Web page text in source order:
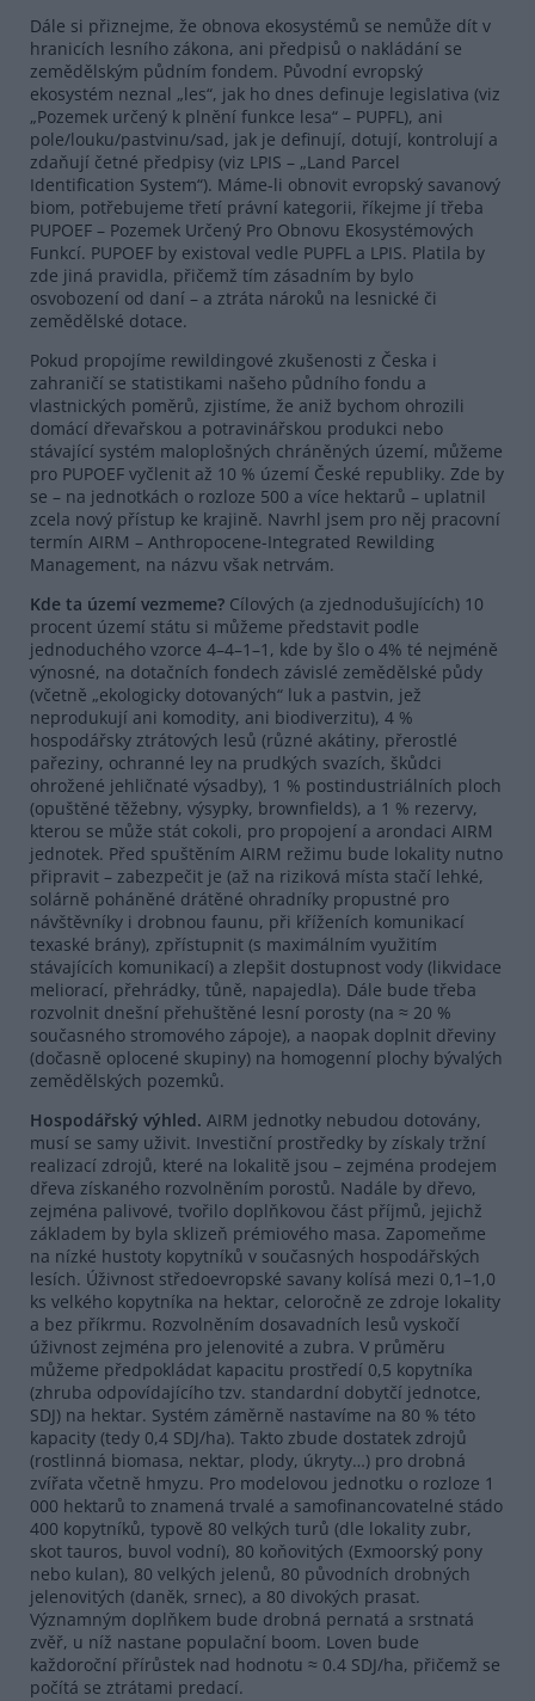
Dále si přiznejme, že obnova ekosystémů se nemůže dít v
hranicích lesního zákona, ani předpisů o nakládání se
zemědělským půdním fondem. Původní evropský
ekosystém neznal „les“, jak ho dnes definuje legislativa (viz
„Pozemek určený k plnění funkce lesa“ – PUPFL), ani
pole/louku/pastvinu/sad, jak je definují, dotují, kontrolují a
zdaňují četné předpisy (viz LPIS – „Land Parcel
Identification System“). Máme-li obnovit evropský savanový
biom, potřebujeme třetí právní kategorii, říkejme jí třeba
PUPOEF – Pozemek Určený Pro Obnovu Ekosystémových
Funkcí. PUPOEF by existoval vedle PUPFL a LPIS. Platila by
zde jiná pravidla, přičemž tím zásadním by bylo
osvobození od daní – a ztráta nároků na lesnické či
zemědělské dotace.
Pokud propojíme rewildingové zkušenosti z Česka i
zahraničí se statistikami našeho půdního fondu a
vlastnických poměrů, zjistíme, že aniž bychom ohrozili
domácí dřevařskou a potravinářskou produkci nebo
stávající systém maloplošných chráněných území, můžeme
pro PUPOEF vyčlenit až 10 % území České republiky. Zde by
se – na jednotkách o rozloze 500 a více hektarů – uplatnil
zcela nový přístup ke krajině. Navrhl jsem pro něj pracovní
termín AIRM – Anthropocene-Integrated Rewilding
Management, na názvu však netrvám.
Kde ta území vezmeme? Cílových (a zjednodušujících) 10
procent území státu si můžeme představit podle
jednoduchého vzorce 4–4–1–1, kde by šlo o 4% té nejméně
výnosné, na dotačních fondech závislé zemědělské půdy
(včetně „ekologicky dotovaných“ luk a pastvin, jež
neprodukují ani komodity, ani biodiverzitu), 4 %
hospodářsky ztrátových lesů (různé akátiny, přerostlé
pařeziny, ochranné ley na prudkých svazích, škůdci
ohrožené jehličnaté výsadby), 1 % postindustriálních ploch
(opuštěné těžebny, výsypky, brownfields), a 1 % rezervy,
kterou se může stát cokoli, pro propojení a arondaci AIRM
jednotek. Před spuštěním AIRM režimu bude lokality nutno
připravit – zabezpečit je (až na riziková místa stačí lehké,
solárně poháněné drátěné ohradníky propustné pro
návštěvníky i drobnou faunu, při kříženích komunikací
texaské brány), zpřístupnit (s maximálním využitím
stávajících komunikací) a zlepšit dostupnost vody (likvidace
meliorací, přehrádky, tůně, napajedla). Dále bude třeba
rozvolnit dnešní přehuštěné lesní porosty (na ≈ 20 %
současného stromového zápoje), a naopak doplnit dřeviny
(dočasně oplocené skupiny) na homogenní plochy bývalých
zemědělských pozemků.
Hospodářský výhled. AIRM jednotky nebudou dotovány,
musí se samy uživit. Investiční prostředky by získaly tržní
realizací zdrojů, které na lokalitě jsou – zejména prodejem
dřeva získaného rozvolněním porostů. Nadále by dřevo,
zejména palivové, tvořilo doplňkovou část příjmů, jejichž
základem by byla sklizeň prémiového masa. Zapomeňme
na nízké hustoty kopytníků v současných hospodářských
lesích. Úživnost středoevropské savany kolísá mezi 0,1–1,0
ks velkého kopytníka na hektar, celoročně ze zdroje lokality
a bez příkrmu. Rozvolněním dosavadních lesů vyskočí
úživnost zejména pro jelenovité a zubra. V průměru
můžeme předpokládat kapacitu prostředí 0,5 kopytníka
(zhruba odpovídajícího tzv. standardní dobytčí jednotce,
SDJ) na hektar. Systém záměrně nastavíme na 80 % této
kapacity (tedy 0,4 SDJ/ha). Takto zbude dostatek zdrojů
(rostlinná biomasa, nektar, plody, úkryty…) pro drobná
zvířata včetně hmyzu. Pro modelovou jednotku o rozloze 1
000 hektarů to znamená trvalé a samofinancovatelné stádo
400 kopytníků, typově 80 velkých turů (dle lokality zubr,
skot tauros, buvol vodní), 80 koňovitých (Exmoorský pony
nebo kulan), 80 velkých jelenů, 80 původních drobných
jelenovitých (daněk, srnec), a 80 divokých prasat.
Významným doplňkem bude drobná pernatá a srstnatá
zvěř, u níž nastane populační boom. Loven bude
každoroční přírůstek nad hodnotu ≈ 0.4 SDJ/ha, přičemž se
počítá se ztrátami predací.